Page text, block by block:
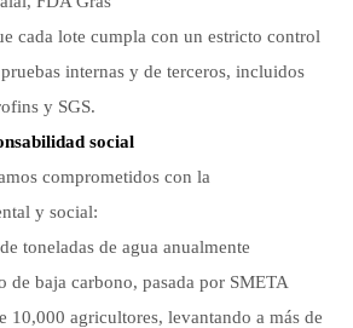
cada lote cumpla con un estricto control
internas y de terceros, incluidos
y SGS.
social
comprometidos con la
y social:
toneladas de agua anualmente
de baja carbono, pasada por SMETA
10,000 agricultores, levantando a más de